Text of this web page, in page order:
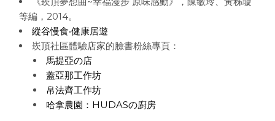
等編，2014。
縱谷慢食‧健康居遊
崁頂社區體驗店家的臉書粉絲專頁：
馬提亞の店
蓋亞那工作坊
帛法齊工作坊
哈拿農園：HUDASの廚房